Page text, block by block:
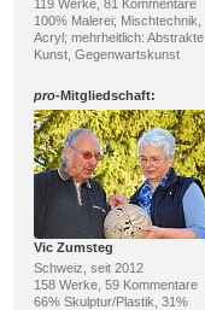
119 Werke, 81 Kommentare
100% Malerei; Mischtechnik,
Acryl; mehrheitlich: Abstrakte
Kunst, Gegenwartskunst
pro-Mitgliedschaft:
Vic Zumsteg
Schweiz, seit 2012
158 Werke, 59 Kommentare
66% Skulptur/Plastik, 31%